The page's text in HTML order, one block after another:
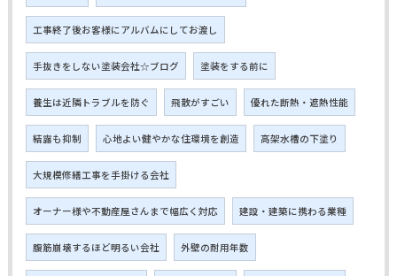
工事終了後お客様にアルバムにしてお渡し
手抜きをしない塗装会社☆ブログ 塗装をする前に
養生は近隣トラブルを防ぐ 飛散がすごい 優れた断熱・遮熱性能
結露も抑制 心地よい健やかな住環境を創造 高架水槽の下塗り
大規模修繕工事を手掛ける会社
オーナー様や不動産屋さんまで幅広く対応 建設・建築に携わる業種
腹筋崩壊するほど明るい会社 外壁の耐用年数